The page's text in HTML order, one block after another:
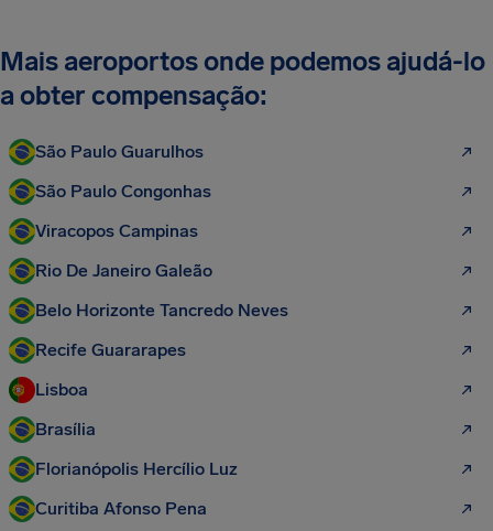
Mais aeroportos onde podemos ajudá-lo
a obter compensação:
São Paulo Guarulhos
São Paulo Congonhas
Viracopos Campinas
Rio De Janeiro Galeão
Belo Horizonte Tancredo Neves
Recife Guararapes
Lisboa
Brasília
Florianópolis Hercílio Luz
Curitiba Afonso Pena